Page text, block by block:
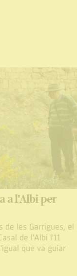
a l'Albi per
de les Garrigues, el
de l'Albi l'11
que va guiar